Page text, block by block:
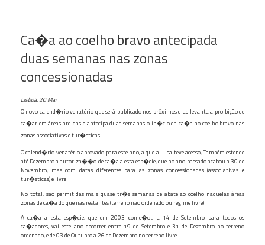
Ca�a ao coelho bravo antecipada
duas semanas nas zonas
concessionadas
Lisboa, 20 Mai
O novo calend�rio venatério que será publicado nos próximos dias levanta a proibição de
ca�ar em áreas ardidas e antecipa duas semanas o in�cio da ca�a ao coelho bravo nas
zonas associativas e tur�sticas.
O calend�rio venatério aprovado para este ano, a que a Lusa teve acesso, Também estende
até Dezembro a autoriza��o de ca�a a esta esp�cie, que no ano passado acabou a 30 de
Novembro, mas com datas diferentes para as zonas concessionadas (associativas e
tur�sticas) e livre.
No total, são permitidas mais quase tr�s semanas de abate ao coelho naquelas áreas
zonas de ca�a do que nas restantes (terreno não ordenado ou regime livre).
A ca�a a esta esp�cie, que em 2003 come�ou a 14 de Setembro para todos os
ca�adores, vai este ano decorrer entre 19 de Setembro e 31 de Dezembro no terreno
ordenado, e de 03 de Outubro a 26 de Dezembro no terreno livre.